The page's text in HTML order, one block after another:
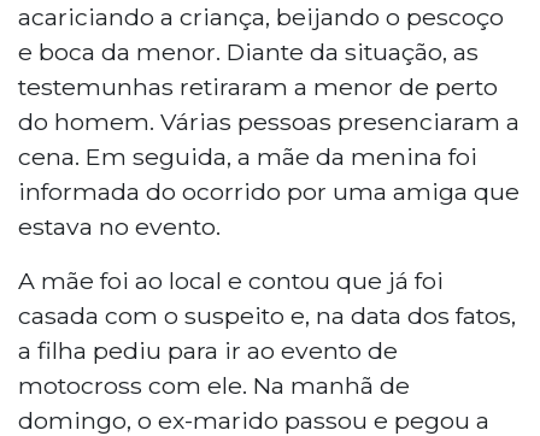
acariciando a criança, beijando o pescoço
e boca da menor. Diante da situação, as
testemunhas retiraram a menor de perto
do homem. Várias pessoas presenciaram a
cena. Em seguida, a mãe da menina foi
informada do ocorrido por uma amiga que
estava no evento.
A mãe foi ao local e contou que já foi
casada com o suspeito e, na data dos fatos,
a filha pediu para ir ao evento de
motocross com ele. Na manhã de
domingo, o ex-marido passou e pegou a